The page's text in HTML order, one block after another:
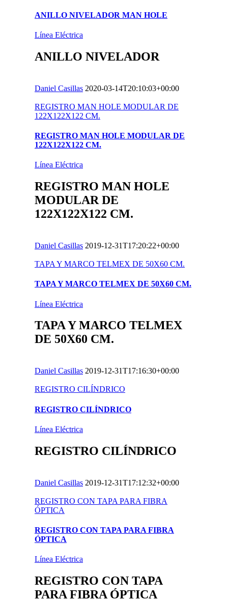
ANILLO NIVELADOR MAN HOLE
Línea Eléctrica
ANILLO NIVELADOR
Daniel Casillas 2020-03-14T20:10:03+00:00
REGISTRO MAN HOLE MODULAR DE
122X122X122 CM.
REGISTRO MAN HOLE MODULAR DE
122X122X122 CM.
Línea Eléctrica
REGISTRO MAN HOLE
MODULAR DE
122X122X122 CM.
Daniel Casillas 2019-12-31T17:20:22+00:00
TAPA Y MARCO TELMEX DE 50X60 CM.
TAPA Y MARCO TELMEX DE 50X60 CM.
Línea Eléctrica
TAPA Y MARCO TELMEX
DE 50X60 CM.
Daniel Casillas 2019-12-31T17:16:30+00:00
REGISTRO CILÍNDRICO
REGISTRO CILÍNDRICO
Línea Eléctrica
REGISTRO CILÍNDRICO
Daniel Casillas 2019-12-31T17:12:32+00:00
REGISTRO CON TAPA PARA FIBRA
ÓPTICA
REGISTRO CON TAPA PARA FIBRA
ÓPTICA
Línea Eléctrica
REGISTRO CON TAPA
PARA FIBRA ÓPTICA